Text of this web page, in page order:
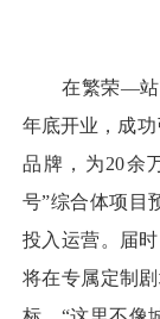
在繁荣—站前
年底开业，成
品牌，为20余
号”综合体项目
投入运营。届
将在专属定制